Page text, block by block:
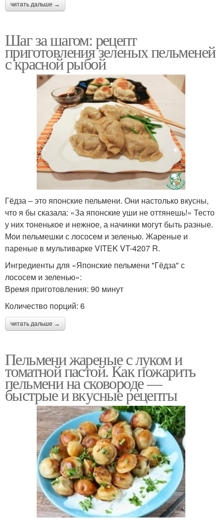
читать дальше →
Шаг за шагом: рецепт
приготовления зеленых пельменей
с красной рыбой
Гёдза – это японские пельмени. Они настолько вкусны,
что я бы сказала: «За японские уши не оттянешь!» Тесто
у них тоненькое и нежное, а начинки могут быть разные.
Мои пельмешки с лососем и зеленью. Жареные и
пареные в мультиварке VITEK VT-4207 R.
Ингредиенты для «Японские пельмени "Гёдза" с
лососем и зеленью»:
Время приготовления: 90 минут
Количество порций: 6
читать дальше →
Пельмени жареные с луком и
томатной пастой. Как пожарить
пельмени на сковороде —
быстрые и вкусные рецепты